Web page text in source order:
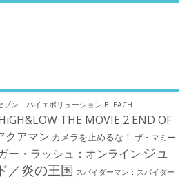
ブン ハイエボリューション BLEACH
THE MOVIE 2 END OF
クアマン カメラを止めるな！ ザ・マミー
ー・ラッシュ：オンライン ジュ
／炎の王国 スパイダーマン：スパイダー